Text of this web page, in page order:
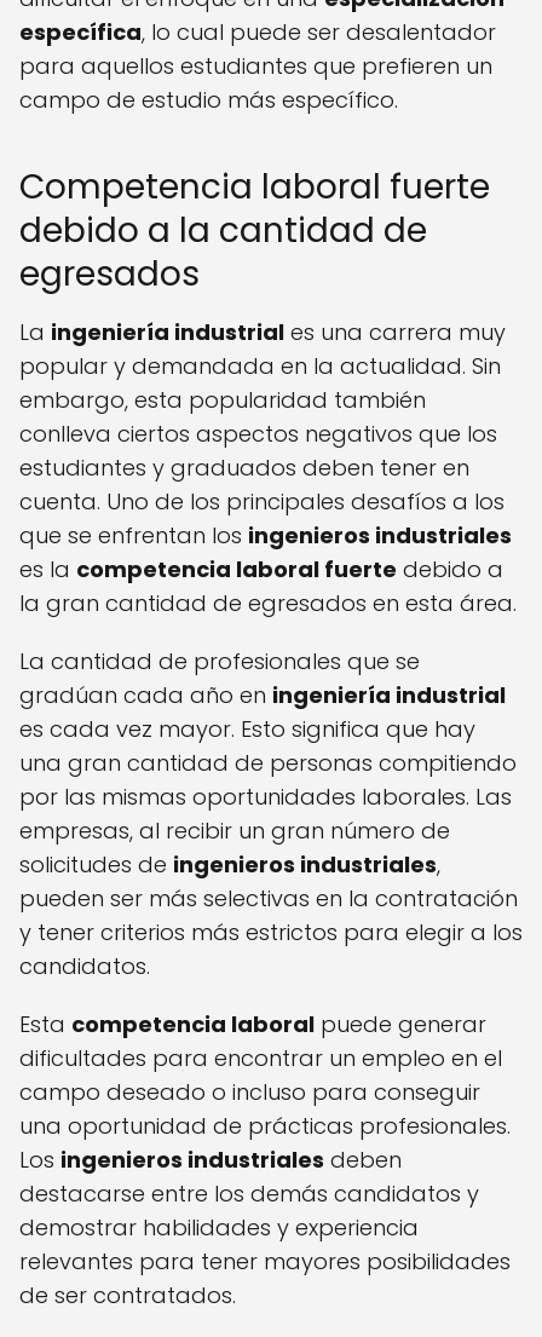
específica, lo cual puede ser desalentador
para aquellos estudiantes que prefieren un
campo de estudio más específico.
Competencia laboral fuerte
debido a la cantidad de
egresados
La ingeniería industrial es una carrera muy
popular y demandada en la actualidad. Sin
embargo, esta popularidad también
conlleva ciertos aspectos negativos que los
estudiantes y graduados deben tener en
cuenta. Uno de los principales desafíos a los
que se enfrentan los ingenieros industriales
es la competencia laboral fuerte debido a
la gran cantidad de egresados en esta área.
La cantidad de profesionales que se
gradúan cada año en ingeniería industrial
es cada vez mayor. Esto significa que hay
una gran cantidad de personas compitiendo
por las mismas oportunidades laborales. Las
empresas, al recibir un gran número de
solicitudes de ingenieros industriales,
pueden ser más selectivas en la contratación
y tener criterios más estrictos para elegir a los
candidatos.
Esta competencia laboral puede generar
dificultades para encontrar un empleo en el
campo deseado o incluso para conseguir
una oportunidad de prácticas profesionales.
Los ingenieros industriales deben
destacarse entre los demás candidatos y
demostrar habilidades y experiencia
relevantes para tener mayores posibilidades
de ser contratados.